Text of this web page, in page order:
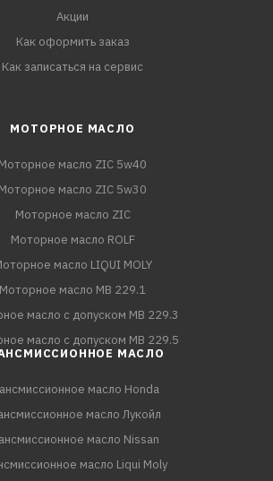
Акции
Как оформить заказ
Как записаться на сервис
МОТОРНОЕ МАСЛО
Моторное масло ZIC 5w40
Моторное масло ZIC 5w30
Моторное масло ZIC
Моторное масло ROLF
масло LIQUI MOLY
Моторное масло MB 229.1
масло с допуском MB 229.3
масло с допуском MB 229.5
МАСЛО
масло Honda
масло Лукойл
масло Nissan
масло Liqui Moly